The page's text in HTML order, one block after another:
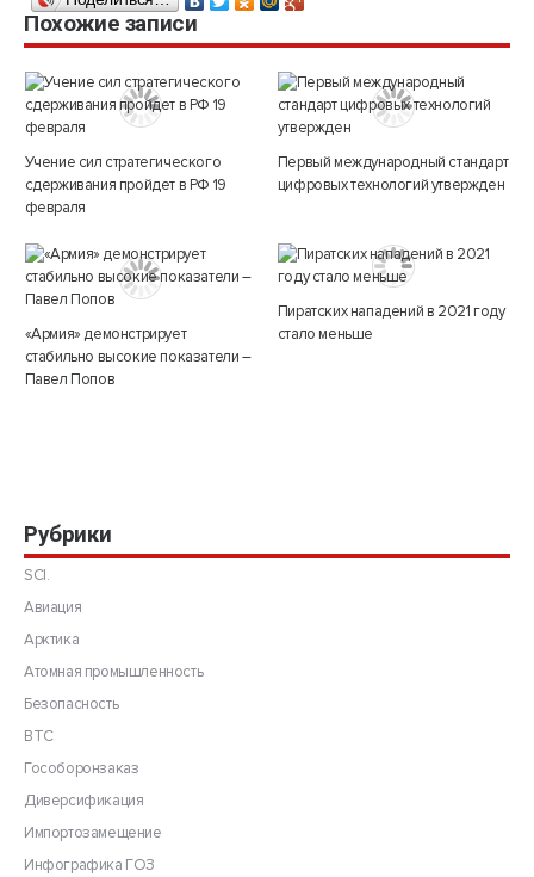
Похожие записи
Учение сил стратегического
сдерживания пройдет в РФ 19
февраля
Первый международный стандарт
цифровых технологий утвержден
«Армия» демонстрирует
стабильно высокие показатели –
Павел Попов
Пиратских нападений в 2021 году
стало меньше
Рубрики
SCI.
Авиация
Арктика
Атомная промышленность
Безопасность
ВТС
Гособоронзаказ
Диверсификация
Импортозамещение
Инфографика ГОЗ